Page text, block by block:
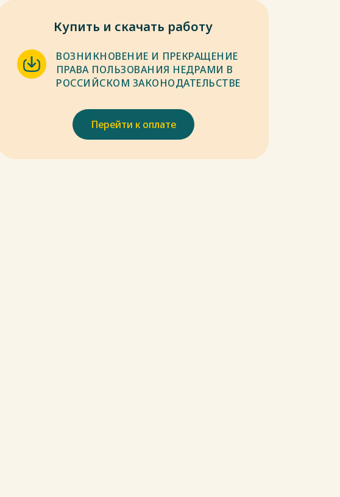
Купить и скачать работу
ВОЗНИКНОВЕНИЕ И ПРЕКРАЩЕНИЕ
ПРАВА ПОЛЬЗОВАНИЯ НЕДРАМИ В
РОССИЙСКОМ ЗАКОНОДАТЕЛЬСТВЕ
Перейти к оплате